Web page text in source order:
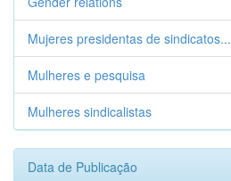
Mujeres presidentas de sindicatos...
Mulheres e pesquisa
Mulheres sindicalistas
Data de Publicação